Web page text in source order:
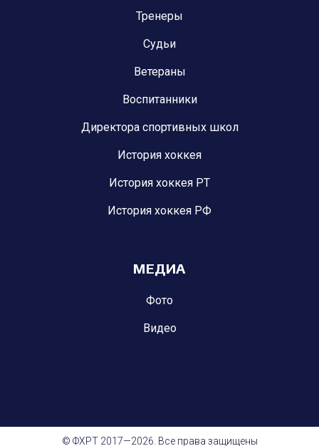
Тренеры
Судьи
Ветераны
Воспитанники
Директора спортивных школ
История хоккея
История хоккея РТ
История хоккея РФ
МЕДИА
Фото
Видео
© ФХРТ 2017—2026. Все права защищены